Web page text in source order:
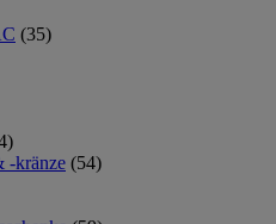
(35)
-kränze (54)